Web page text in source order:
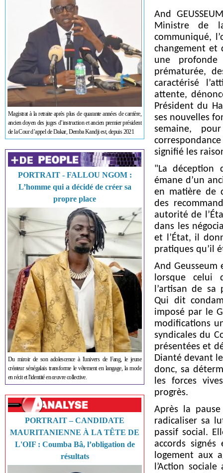
Magistrat à la retraite après plus de quarante années de carrière,
ancien doyen des juges d’instruction et ancien premier président
de la Cour d’appel de Dakar, Demba Kandji est, depuis 2021
PORTRAIT - FALLOU NGOM :
L’homme qui a décidé de créer sa
propre place
Du miroir de son adolescence à l'univers de Fang, le jeune
créateur sénégalais transforme le vêtement en langage, la mode
en récit et l'identité en œuvre collective.
PORTRAIT – CANDIDATE
MAURITANIENNE À LA TÊTE DE
L'OIF : Coumba Bâ, l’obligation de
résultats
And
Ministre de
communiqué,
changement et
une profonde
prématurée,
caractérisé
attente,
Président du
ses nouvelles
semaine,
signifié les
"La déception
émane d’un
en matière de
des
autorité de
dans les
et l’État, il
pratiques qu’il
And Geusseum
lorsque celui
l’artisan de sa
Qui dit
imposé par le
modifications
syndicales du
présentées et
Dianté devant
donc, sa
les forces
progrès.
Après la
radicaliser sa
passif social.
accords
logement aux
l’Action